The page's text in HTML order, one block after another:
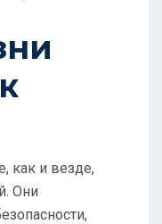
как и везде,
Они